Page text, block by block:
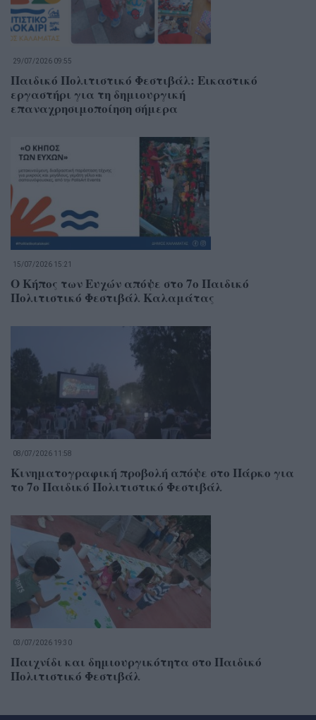
29/07/2026 09:55
Παιδικό Πολιτιστικό Φεστιβάλ: Εικαστικό
εργαστήρι για τη δημιουργική
επαναχρησιμοποίηση σήμερα
15/07/2026 15:21
Ο Κήπος των Ευχών απόψε στο 7ο Παιδικό
Πολιτιστικό Φεστιβάλ Καλαμάτας
08/07/2026 11:58
Κινηματογραφική προβολή απόψε στο Πάρκο για
το 7ο Παιδικό Πολιτιστικό Φεστιβάλ
03/07/2026 19:30
Παιχνίδι και δημιουργικότητα στο Παιδικό
Πολιτιστικό Φεστιβάλ